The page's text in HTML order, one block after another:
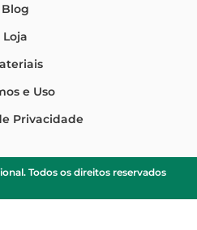
Blog
Loja
e Uso
Privacidade
Todos os direitos reservados